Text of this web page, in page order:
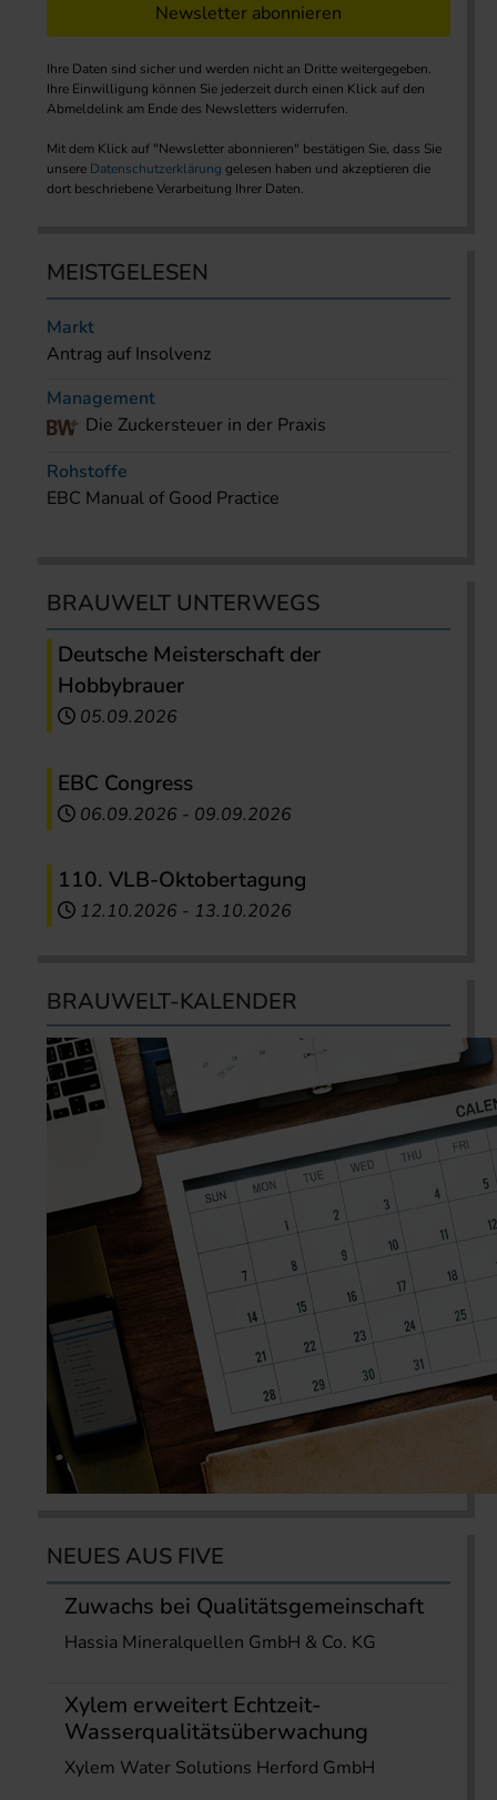
Newsletter abonnieren
Ihre Daten sind sicher und werden nicht an Dritte weitergegeben.
Ihre Einwilligung können Sie jederzeit durch einen Klick auf den
Abmeldelink am Ende des Newsletters widerrufen.
Mit dem Klick auf "Newsletter abonnieren" bestätigen Sie, dass Sie
unsere Datenschutzerklärung gelesen haben und akzeptieren die
dort beschriebene Verarbeitung Ihrer Daten.
MEISTGELESEN
Markt
Antrag auf Insolvenz
Management
Die Zuckersteuer in der Praxis
Rohstoffe
EBC Manual of Good Practice
BRAUWELT UNTERWEGS
Deutsche Meisterschaft der
Hobbybrauer
05.09.2026
EBC Congress
06.09.2026 - 09.09.2026
110. VLB-Oktobertagung
12.10.2026 - 13.10.2026
BRAUWELT-KALENDER
NEUES AUS FIVE
Zuwachs bei Qualitätsgemeinschaft
Hassia Mineralquellen GmbH & Co. KG
Xylem erweitert Echtzeit-
Wasserqualitätsüberwachung
Xylem Water Solutions Herford GmbH